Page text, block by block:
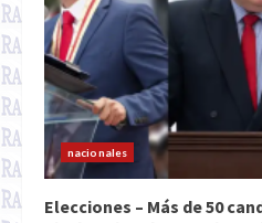
nacionales
Elecciones – Más de 50